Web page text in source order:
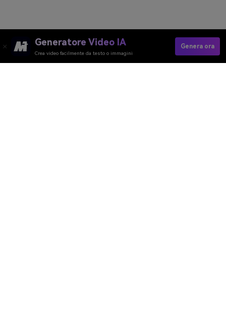
Generatore Video IA
Crea video facilmente da testo o immagini
Genera ora